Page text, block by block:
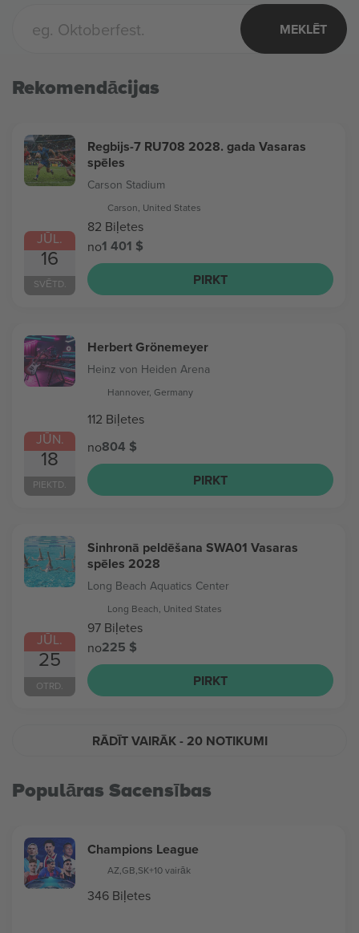
MEKLĒT
Rekomendācijas
JŪL.
16
SVĒTD.
Regbijs-7 RU708 2028. gada Vasaras
spēles
Carson Stadium
Carson, United States
82 Biļetes
no1 401 $
PIRKT
JŪN.
18
PIEKTD.
Herbert Grönemeyer
Heinz von Heiden Arena
Hannover, Germany
112 Biļetes
no804 $
PIRKT
JŪL.
25
OTRD.
Sinhronā peldēšana SWA01 Vasaras
spēles 2028
Long Beach Aquatics Center
Long Beach, United States
97 Biļetes
no225 $
PIRKT
RĀDĪT VAIRĀK- 20 NOTIKUMI
Populāras Sacensības
Champions League
AZ,GB,SK+10 vairāk
346 Biļetes